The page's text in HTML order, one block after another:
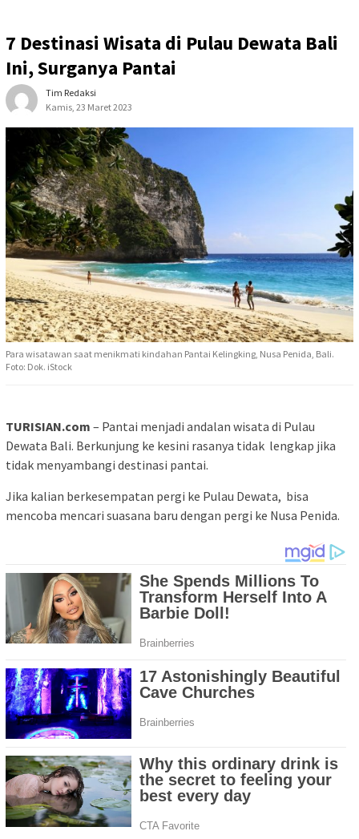
7 Destinasi Wisata di Pulau Dewata Bali
Ini, Surganya Pantai
Tim Redaksi
Kamis, 23 Maret 2023
Para wisatawan saat menikmati kindahan Pantai Kelingking, Nusa Penida, Bali.
Foto: Dok. iStock
TURISIAN.com – Pantai menjadi andalan wisata di Pulau
Dewata Bali. Berkunjung ke kesini rasanya tidak lengkap jika
tidak menyambangi destinasi pantai.
Jika kalian berkesempatan pergi ke Pulau Dewata, bisa
mencoba mencari suasana baru dengan pergi ke Nusa Penida.